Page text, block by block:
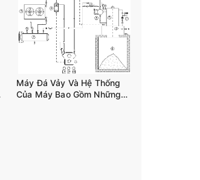
Máy Đá Vảy Và Hệ Thống
Của Máy Bao Gồm Những